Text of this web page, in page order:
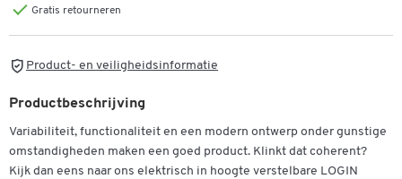
Gratis retourneren
Product- en veiligheidsinformatie
Productbeschrijving
Variabiliteit, functionaliteit en een modern ontwerp onder gunstige
omstandigheden maken een goed product. Klinkt dat coherent?
Kijk dan eens naar ons elektrisch in hoogte verstelbare LOGIN